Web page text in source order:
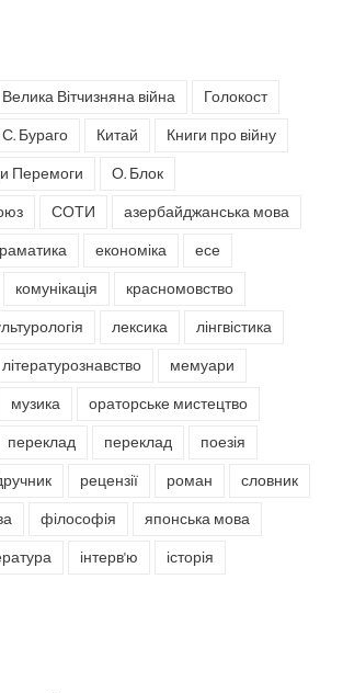
Велика Вітчизняна війна Голокост
С. Бураго Китай Книги про війну
Перемоги О. Блок
СОТИ азербайджанська мова
економіка есе
комунікація красномовство
лексика лінгвістика
літературознавство мемуари
музика ораторське мистецтво
переклад переклад поезія
рецензії роман словник
філософія японська мова
інтерв'ю історія